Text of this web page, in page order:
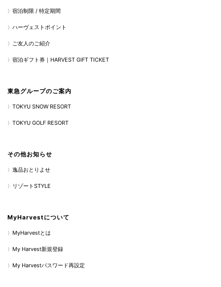
宿泊制限 / 特定期間
ハーヴェストポイント
ご友人のご紹介
宿泊ギフト券｜HARVEST GIFT TICKET
東急グループのご案内
TOKYU SNOW RESORT
TOKYU GOLF RESORT
その他お知らせ
逸品おとりよせ
リゾートSTYLE
MyHarvestについて
MyHarvestとは
My Harvest新規登録
My Harvestパスワード再設定